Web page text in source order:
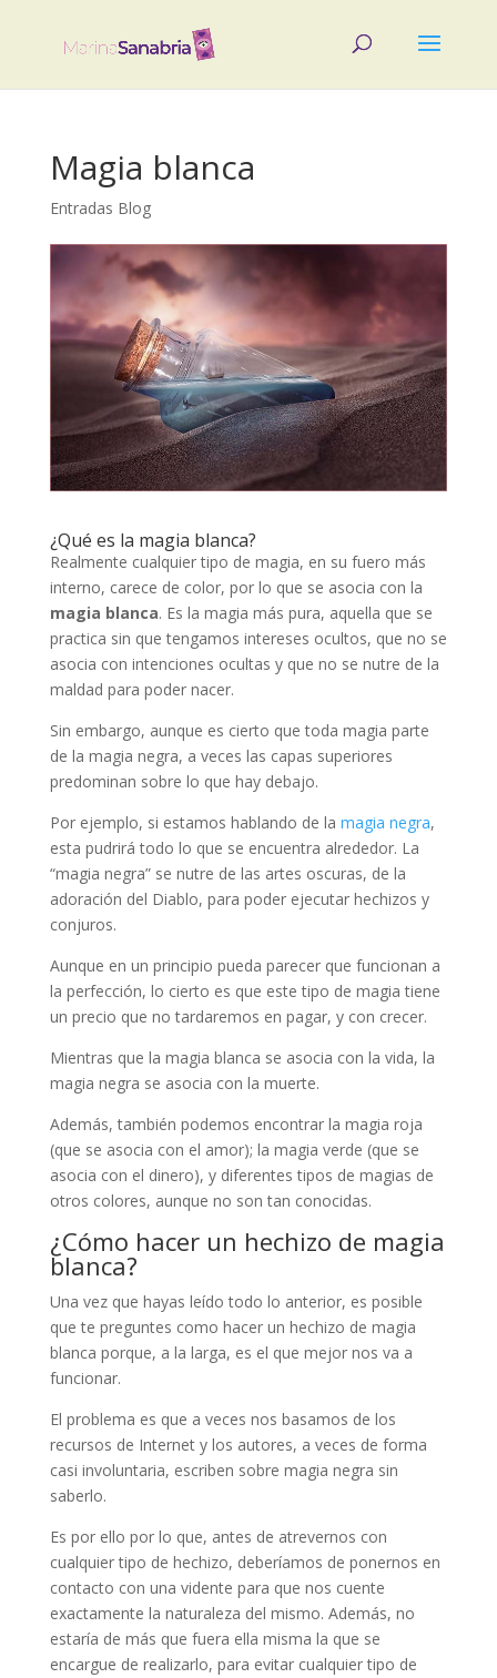
Magia blanca
Entradas Blog
¿Qué es la magia blanca?
Realmente cualquier tipo de magia, en su fuero más
interno, carece de color, por lo que se asocia con la
magia blanca. Es la magia más pura, aquella que se
practica sin que tengamos intereses ocultos, que no se
asocia con intenciones ocultas y que no se nutre de la
maldad para poder nacer.
Sin embargo, aunque es cierto que toda magia parte
de la magia negra, a veces las capas superiores
predominan sobre lo que hay debajo.
Por ejemplo, si estamos hablando de la magia negra,
esta pudrirá todo lo que se encuentra alrededor. La
“magia negra” se nutre de las artes oscuras, de la
adoración del Diablo, para poder ejecutar hechizos y
conjuros.
Aunque en un principio pueda parecer que funcionan a
la perfección, lo cierto es que este tipo de magia tiene
un precio que no tardaremos en pagar, y con crecer.
Mientras que la magia blanca se asocia con la vida, la
magia negra se asocia con la muerte.
Además, también podemos encontrar la magia roja
(que se asocia con el amor); la magia verde (que se
asocia con el dinero), y diferentes tipos de magias de
otros colores, aunque no son tan conocidas.
¿Cómo hacer un hechizo de magia
blanca?
Una vez que hayas leído todo lo anterior, es posible
que te preguntes como hacer un hechizo de magia
blanca porque, a la larga, es el que mejor nos va a
funcionar.
El problema es que a veces nos basamos de los
recursos de Internet y los autores, a veces de forma
casi involuntaria, escriben sobre magia negra sin
saberlo.
Es por ello por lo que, antes de atrevernos con
cualquier tipo de hechizo, deberíamos de ponernos en
contacto con una vidente para que nos cuente
exactamente la naturaleza del mismo. Además, no
estaría de más que fuera ella misma la que se
encargue de realizarlo, para evitar cualquier tipo de